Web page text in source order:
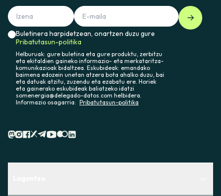
Buletinera harpidetzean, onartzen duzu gure
Pribatutasun-politika
Helburuak: gure buletina eta gure produktu, zerbitzu
eta ekitaldien gaineko informazio- eta merkataritza-
komunikazioak bidaltzea. Eskubideak: emandako
baimena edozein unetan atzera bota ahalko duzu, bai
eta datuak atzitu, zuzendu eta ezabatu ere. Horiek
eta gainerako eskubideak baliatzeko idatzi
somenergia@delegado-datos.com helbidera.
Informazio osagarria: Pribatutasun-politika